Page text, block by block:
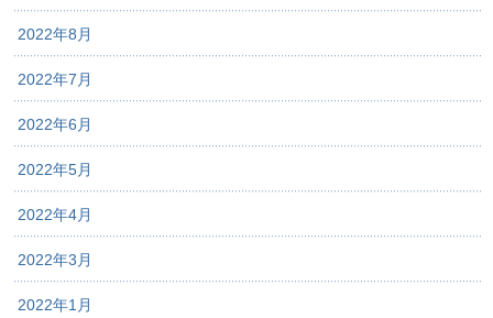
2022年8月
2022年7月
2022年6月
2022年5月
2022年4月
2022年3月
2022年1月